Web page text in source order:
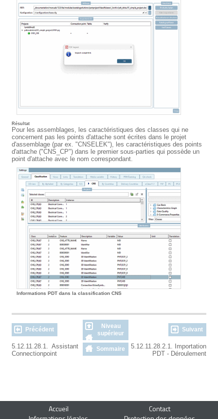
Résultat
Pour les assemblages, les caractéristiques des classes qui ne
concernent pas les points d'attache sont écrites dans le projet
d'assemblage (par ex. "CNSELEK"), les caractéristiques des points
d'attache ("CNS_CP") dans le premier sous-parties qui possède un
point d'attache avec le nom correspondant.
Informations PDT dans la classification CNS
Précédent
Niveau
supérieur
Suivant
5.12.11.28.1. Assistant
Connectionpoint
Sommaire
5.12.11.28.2.1. Importation
PDT - Déroulement
Accueil
Contact